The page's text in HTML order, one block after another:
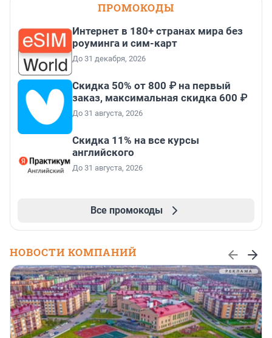
ПРОМОКОДЫ
Интернет в 180+ странах мира без
роуминга и сим-карт
До 31 декабря, 2026
Скидка 50% от 800 ₽ на первый
заказ, максимальная скидка 600 ₽
До 31 августа, 2026
Скидка 11% на все курсы
английского
До 31 августа, 2026
Все промокоды
НОВОСТИ КОМПАНИЙ